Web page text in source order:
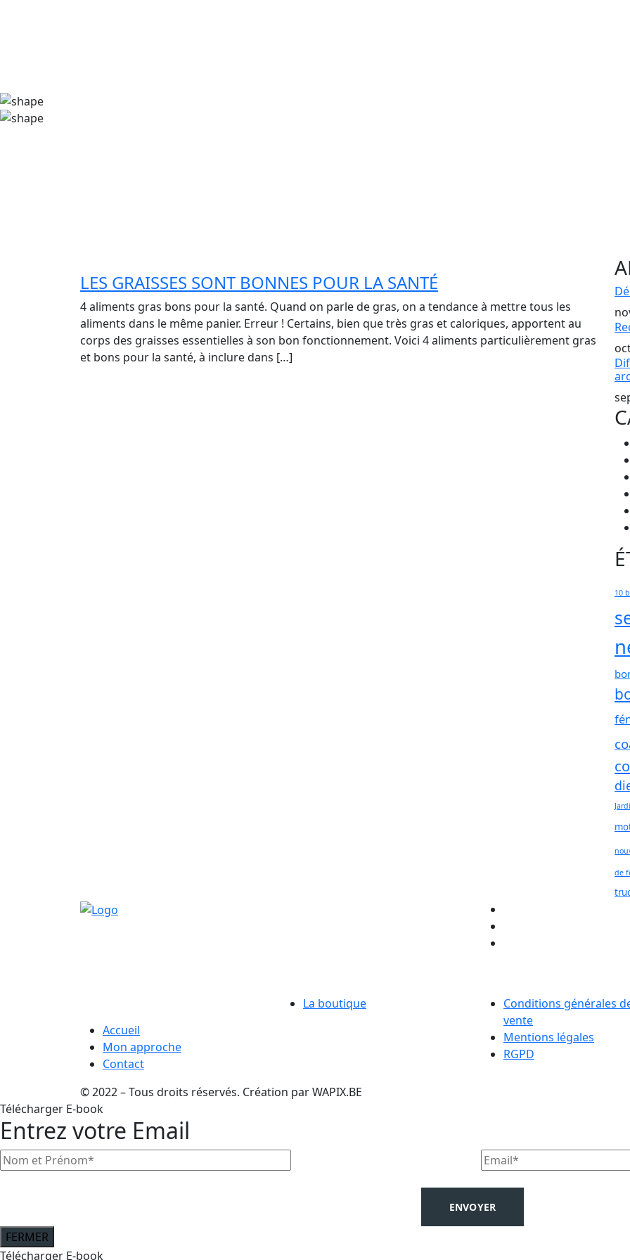
LES GRAISSES SONT BONNES POUR LA SANTÉ
4 aliments gras bons pour la santé. Quand on parle de gras, on a tendance à mettre tous les
aliments dans le même panier. Erreur ! Certains, bien que très gras et caloriques, apportent au
corps des graisses essentielles à son bon fonctionnement. Voici 4 aliments particulièrement gras
et bons pour la santé, à inclure dans […]
10
de
Accueil
Mon approche
Contact
La boutique
Conditions générales
vente
Mentions légales
RGPD
©️ 2022 – Tous droits réservés. Création par WAPIX.BE
Télécharger E-book
Entrez votre Email
ENVOYER
FERMER
Télécharger E-book